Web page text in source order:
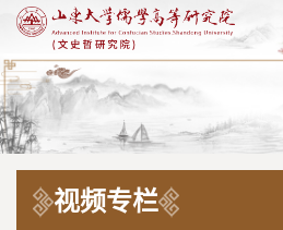
EN
视频专栏